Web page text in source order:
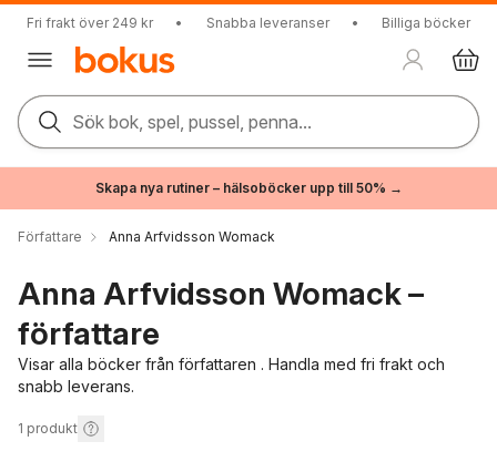
Fri frakt över 249 kr • Snabba leveranser • Billiga böcker
Sök bok, spel, pussel, penna...
Skapa nya rutiner – hälsoböcker upp till 50% →
Författare Anna Arfvidsson Womack
Anna Arfvidsson Womack –
författare
Visar alla böcker från författaren . Handla med fri frakt och
snabb leverans.
1 produkt